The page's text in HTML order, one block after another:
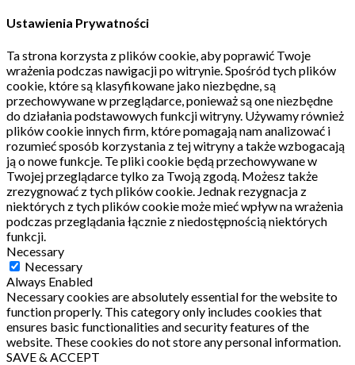
Ustawienia Prywatności
Ta strona korzysta z plików cookie, aby poprawić Twoje
wrażenia podczas nawigacji po witrynie. Spośród tych plików
cookie, które są klasyfikowane jako niezbędne, są
przechowywane w przeglądarce, ponieważ są one niezbędne
do działania podstawowych funkcji witryny. Używamy również
plików cookie innych firm, które pomagają nam analizować i
rozumieć sposób korzystania z tej witryny a także wzbogacają
ją o nowe funkcje. Te pliki cookie będą przechowywane w
Twojej przeglądarce tylko za Twoją zgodą. Możesz także
zrezygnować z tych plików cookie. Jednak rezygnacja z
niektórych z tych plików cookie może mieć wpływ na wrażenia
podczas przeglądania łącznie z niedostępnością niektórych
funkcji.
Necessary
Necessary
Always Enabled
Necessary cookies are absolutely essential for the website to
function properly. This category only includes cookies that
ensures basic functionalities and security features of the
website. These cookies do not store any personal information.
SAVE & ACCEPT